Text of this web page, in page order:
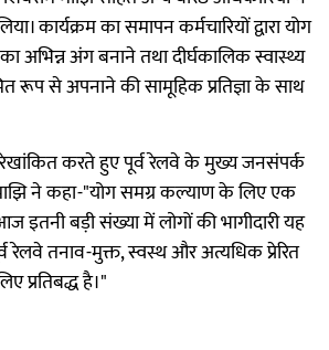
कार्यक्रम का समापन कर्मचारियों द्वारा योग
अभिन्न अंग बनाने तथा दीर्घकालिक स्वास्थ्य
रूप से अपनाने की सामूहिक प्रतिज्ञा के साथ
करते हुए पूर्व रेलवे के मुख्य जनसंपर्क
माझि ने कहा-"योग समग्र कल्याण के लिए एक
बड़ी संख्या में लोगों की भागीदारी यह
रेलवे तनाव-मुक्त, स्वस्थ और अत्यधिक प्रेरित
प्रतिबद्ध है।"